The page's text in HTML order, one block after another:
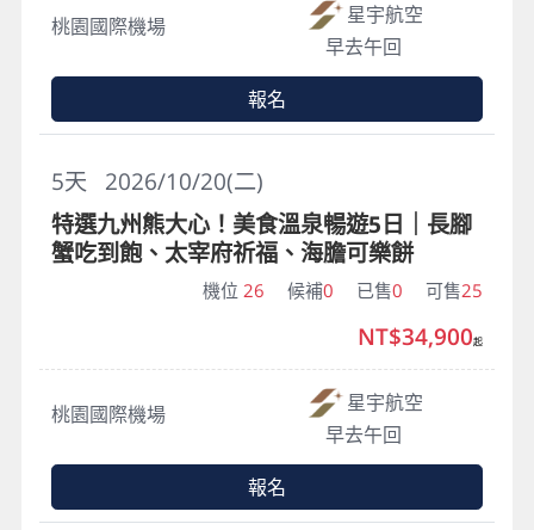
桃園國際機場
星宇航空
早去午回
報名
2026/10/20(二)
5天
特選九州熊大心！美食溫泉暢遊5日｜長腳
蟹吃到飽、太宰府祈福、海膽可樂餅
機位 26 候補0 已售0 可售25
桃園國際機場
星宇航空
早去午回
NT$34,900起
報名